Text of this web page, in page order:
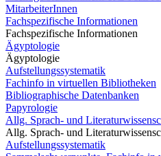
MitarbeiterInnen
Fachspezifische Informationen
Fachspezifische Informationen
Ägyptologie
Ägyptologie
Aufstellungssystematik
Fachinfo in virtuellen Bibliotheken
Bibliographische Datenbanken
Papyrologie
Allg. Sprach- und
Allg. Sprach- und
Aufstellungssystematik